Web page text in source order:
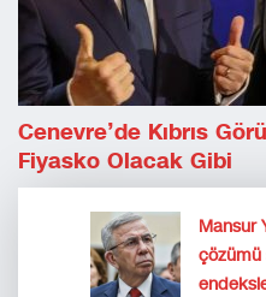
Cenevre’de Kıbrıs
Fiyasko Olacak Gibi
Mansur
çözümü